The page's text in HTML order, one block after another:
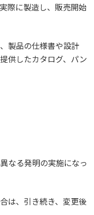
際に製造し、販売開始
製品の仕様書や設計
供したカタログ、パン
なる発明の実施になっ
は、引き続き、変更後